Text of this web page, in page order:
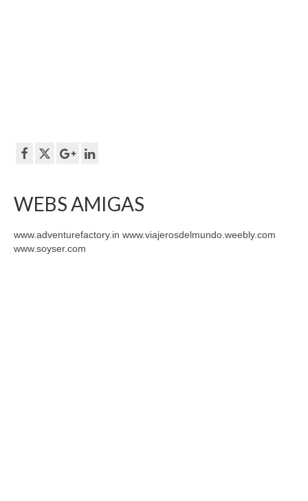
WEBS AMIGAS
www.adventurefactory.in www.viajerosdelmundo.weebly.com
www.soyser.com